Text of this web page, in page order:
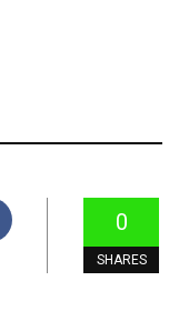
0
SHARES